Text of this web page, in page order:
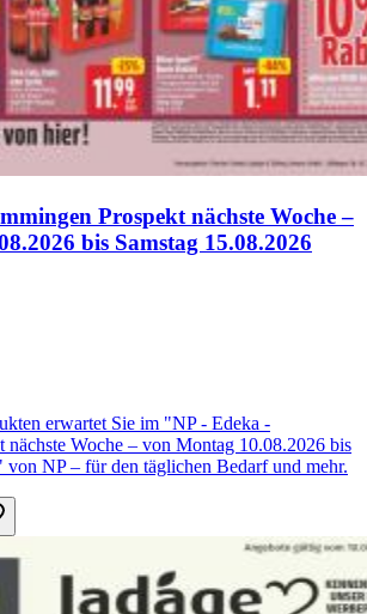
Prospekt nächste Woche –
bis Samstag 15.08.2026
erwartet Sie im "NP - Edeka -
nächste Woche – von Montag 10.08.2026 bis
von NP – für den täglichen Bedarf und mehr.